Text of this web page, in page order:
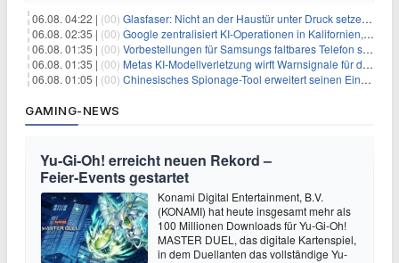
06.08. 04:22 | (00) Glasfaser: Nicht an der Haustür unter Druck setzen lassen
06.08. 02:35 | (00) Google zentralisiert KI-Operationen in Kalifornien, um Rivale Anthropic und OpenAI zu überholen
06.08. 01:35 | (00) Vorbestellungen für Samsungs faltbares Telefon steigen um 30 % in einem wettbewerbsintensiven Markt
06.08. 01:35 | (00) Metas KI-Modellverletzung wirft Warnsignale für die Technologieaufsicht auf
06.08. 01:05 | (00) Chinesisches Spionage-Tool erweitert seinen Einfluss auf 13 Länder und weckt Sicherheitsbedenken
GAMING-NEWS
Yu‑Gi‑Oh! erreicht neuen Rekord –
Feier‑Events gestartet
Konami Digital Entertainment, B.V.
(KONAMI) hat heute insgesamt mehr als
100 Millionen Downloads für Yu-Gi-Oh!
MASTER DUEL, das digitale Kartenspiel,
in dem Duellanten das vollständige Yu-